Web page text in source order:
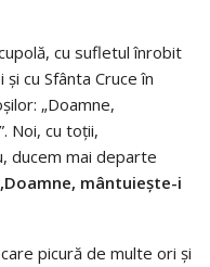
cu sufletul înrobit
cu Sfânta Cruce în
„Doamne,
Noi, cu toții,
ducem mai departe
mântuiește-i
picură de multe ori și